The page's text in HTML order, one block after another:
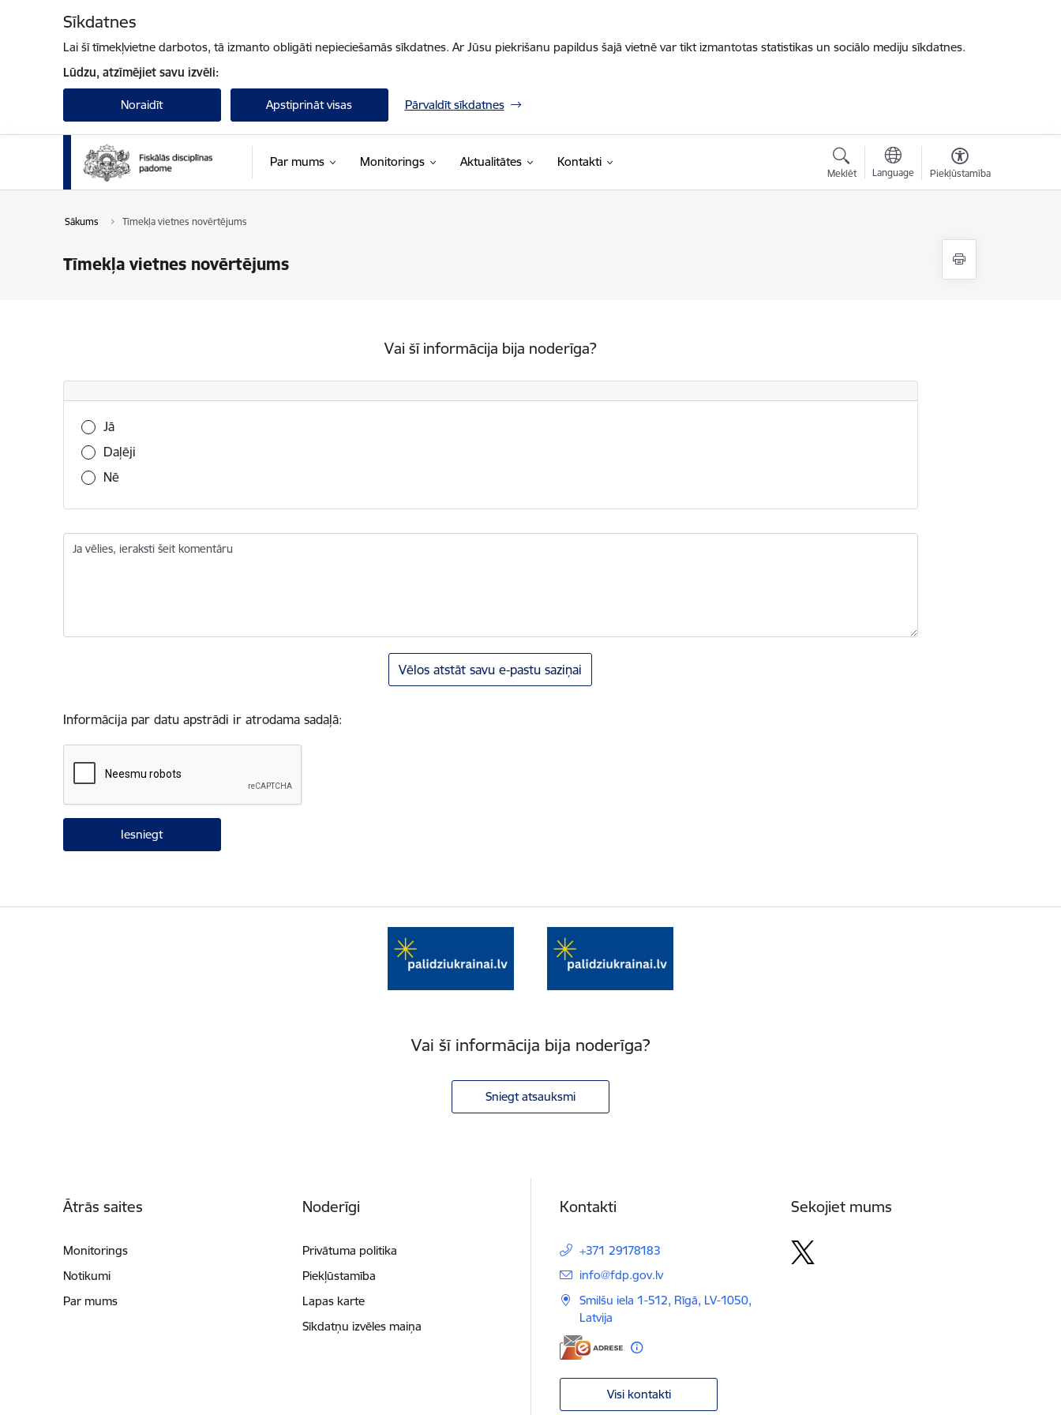
Sīkdatnes
Lai šī tīmekļvietne darbotos, tā izmanto obligāti nepieciešamās sīkdatnes. Ar Jūsu piekrišanu papildus šajā vietnē var tikt izmantotas statistikas un sociālo mediju sīkdatnes.
Lūdzu, atzīmējiet savu izvēli:
Noraidīt Apstiprināt visas Pārvaldīt sīkdatnes
Par mums Monitorings Aktualitātes Kontakti
Meklēt Language Piekļūstamība
Sākums Tīmekļa vietnes novērtējums
Tīmekļa vietnes novērtējums
Vai šī informācija bija noderīga?
Vai šī informācija bija noderīga?
Jā
Daļēji
Nē
Ja vēlies, ieraksti šeit komentāru
Vēlos atstāt savu e-pastu saziņai
Informācija par datu apstrādi ir atrodama sadaļā:
Vai šī informācija bija noderīga?
Sniegt atsauksmi
Ātrās saites
Monitorings
Notikumi
Par mums
Noderīgi
Privātuma politika
Piekļūstamība
Lapas karte
Sīkdatņu izvēles maiņa
Kontakti
+371 29178183
E-pasts:
info@fdp.gov.lv
Smilšu iela 1-512, Rīgā, LV-1050,
Latvija
Visi kontakti
Sekojiet mums